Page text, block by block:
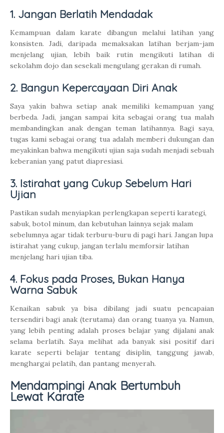
1. Jangan Berlatih Mendadak
Kemampuan dalam karate dibangun melalui latihan yang
konsisten. Jadi, daripada memaksakan latihan berjam-jam
menjelang ujian, lebih baik rutin mengikuti latihan di
sekolahm dojo dan sesekali mengulang gerakan di rumah.
2. Bangun Kepercayaan Diri Anak
Saya yakin bahwa setiap anak memiliki kemampuan yang
berbeda. Jadi, jangan sampai kita sebagai orang tua malah
membandingkan anak dengan teman latihannya. Bagi saya,
tugas kami sebagai orang tua adalah memberi dukungan dan
meyakinkan bahwa mengikuti ujian saja sudah menjadi sebuah
keberanian yang patut diapresiasi.
3. Istirahat yang Cukup Sebelum Hari
Ujian
Pastikan sudah menyiapkan perlengkapan seperti karategi,
sabuk, botol minum, dan kebutuhan lainnya sejak malam
sebelumnya agar tidak terburu-buru di pagi hari. Jangan lupa
istirahat yang cukup, jangan terlalu memforsir latihan
menjelang hari ujian tiba.
4. Fokus pada Proses, Bukan Hanya
Warna Sabuk
Kenaikan sabuk ya bisa dibilang jadi suatu pencapaian
tersendiri bagi anak (terutama) dan orang tuanya ya. Namun,
yang lebih penting adalah proses belajar yang dijalani anak
selama berlatih. Saya melihat ada banyak sisi positif dari
karate seperti belajar tentang disiplin, tanggung jawab,
menghargai pelatih, dan pantang menyerah.
Mendampingi Anak Bertumbuh
Lewat Karate